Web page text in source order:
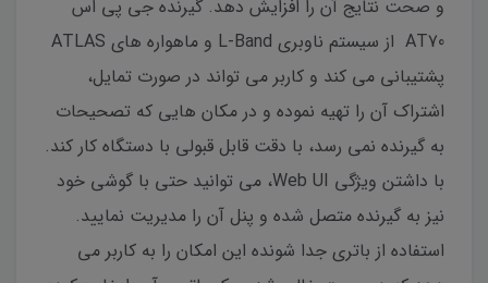
و صحت نتایج آن را افزایش دهد. گیرنده جی پی اس
AT70 از سیستم ناوبری L-Band و ماهواره های ATLAS
پشتیبانی می کند و کاربر می تواند در صورت تمایل،
اشتراک آن را تهیه نموده و در مکان هایی که تصحیحات
به گیرنده نمی رسد، با دقت قابل قبولی با دستگاه کار کند.
با داشتن ویژگی Web UI، می توانید حتی با گوشی خود
نیز به گیرنده متصل شده و پنل آن را مدیریت نمایید.
استفاده از باتری جدا شونده این امکان را به کاربر می